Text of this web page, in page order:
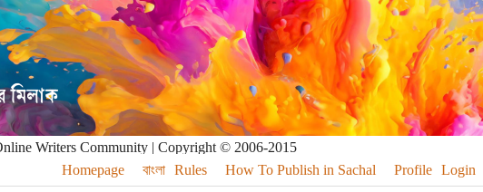
Writers Community | Copyright © 2006-2015
Homepage
বাংলা Rules How To Publish in Sachal Profile Login